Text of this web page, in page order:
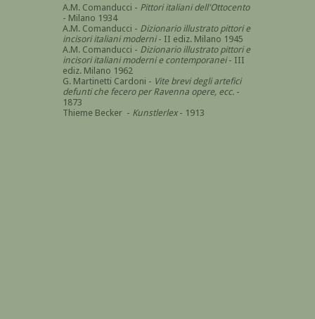
A.M. Comanducci - Pittori italiani dell'Ottocento
- Milano 1934
A.M. Comanducci - Dizionario illustrato pittori e
incisori italiani moderni- II ediz. Milano 1945
A.M. Comanducci - Dizionario illustrato pittori e
incisori italiani moderni e contemporanei- III
ediz. Milano 1962
G. Martinetti Cardoni - Vite brevi degli artefici
defunti che fecero per Ravenna opere, ecc. -
1873
Thieme Becker - Kunstlerlex- 1913